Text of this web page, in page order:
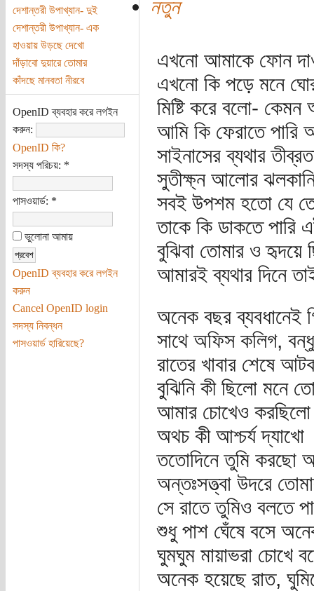
দেশান্তরী উপাখ্যান- দুই
দেশান্তরী উপাখ্যান- এক
হাওয়ায় উড়ছে দেখো
দাঁড়াবো দুয়ারে তোমার
কাঁদছে মানবতা নীরবে
OpenID ব্যবহার করে লগইন
করুন:
OpenID কি?
সদস্য পরিচয়: *
পাসওয়ার্ড: *
ভুলোনা আমায়
OpenID ব্যবহার করে লগইন
করুন
Cancel OpenID login
সদস্য নিবন্ধন
পাসওয়ার্ড হারিয়েছে?
নতুন
এখনো আমাকে ফোন
এখনো কি পড়ে মনে
মিষ্টি করে বলো-
আমি কি ফেরাতে
সাইনাসের ব্যথার
সুতীক্ষ্ন আলোর
সবই উপশম হতো যে
তাকে কি ডাকতে পারি
বুঝিবা তোমার ও
আমারই ব্যথার দিনে
অনেক বছর ব্যবধানেই
সাথে অফিস কলিগ,
রাতের খাবার শেষে
বুঝিনি কী ছিলো মনে
আমার চোখেও
অথচ কী আশ্চর্য দ্যাখো
ততোদিনে তুমি করছো
অন্তঃসত্ত্বা উদরে
সে রাতে তুমিও বলতে
শুধু পাশ ঘেঁষে বসে
ঘুমঘুম মায়াভরা চোখে
অনেক হয়েছে রাত,